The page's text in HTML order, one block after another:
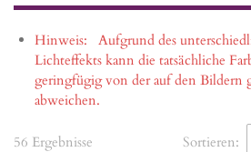
Hinweis: Aufgrund des
Lichteffekts kann die tatsächliche
geringfügig von der auf den Bildern
abweichen.
56 Ergebnisse Sortieren: